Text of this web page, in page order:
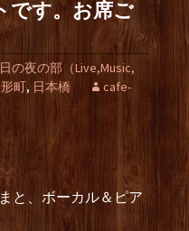
です。お席ご
の夜の部（Live,Music,
町, 日本橋
cafe-
と、ボーカル＆ピア